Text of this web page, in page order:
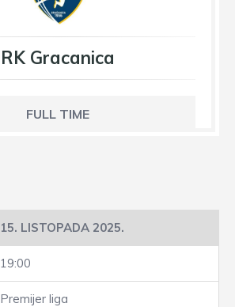
RK Gracanica
FULL TIME
15. LISTOPADA 2025.
19:00
Premijer liga